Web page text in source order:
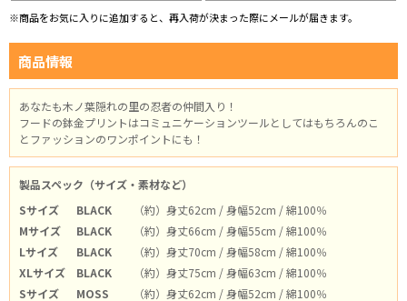
※商品をお気に入りに追加すると、再入荷が決まった際にメールが届きます。
商品情報
あなたも木ノ葉隠れの里の忍者の仲間入り！
フードの鉢金プリントはコミュニケーションツールとしてはもちろんのこ
とファッションのワンポイントにも！
製品スペック（サイズ・素材など）
Sサイズ
BLACK
（約）身丈62cm / 身幅52cm / 綿100％
Mサイズ
BLACK
（約）身丈66cm / 身幅55cm / 綿100％
Lサイズ
BLACK
（約）身丈70cm / 身幅58cm / 綿100％
XLサイズ
BLACK
（約）身丈75cm / 身幅63cm / 綿100％
Sサイズ
MOSS
（約）身丈62cm / 身幅52cm / 綿100％